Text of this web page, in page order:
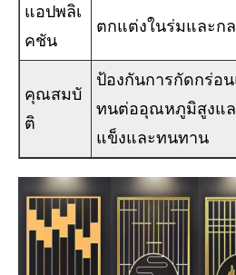
แอปพลิเ
คชัน
ตกแต่งในร่มและก
คุณสมบั
ติ
ป้องกันการกัดกร่อ
ทนต่ออุณหภูมิสูงแล
แข็งและทนทาน